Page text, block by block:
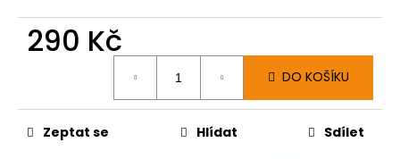
290 Kč
DO KOŠÍKU
Zeptat se Hlídat Sdílet